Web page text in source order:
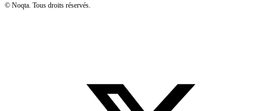
© Noqta. Tous droits réservés.